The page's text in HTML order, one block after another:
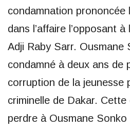
condamnation prononcée
dans l’affaire l’opposant à
Adji Raby Sarr. Ousmane
condamné à deux ans de
corruption de la jeunesse
criminelle de Dakar.
perdre à Ousmane Sonko